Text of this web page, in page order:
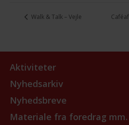
Walk & Talk – Vejle
Aktiviteter
Nyhedsarkiv
Nyhedsbreve
Materiale fra foredrag mm.